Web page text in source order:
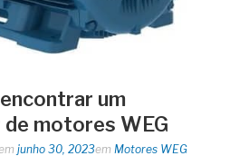
um
motores WEG
junho 30, 2023em Motores WEG